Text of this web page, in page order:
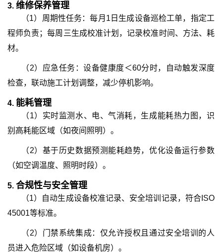
3. 维修保养管理
（1）周期性任务：每月1日生成设备巡检工单，指定工
程师负责；每周三生成校准计划，记录校准时间、方法、耗
材。
（2）应急任务：设备健康度＜60分时，自动触发深度
检查，联动施工计划调整，减少停机影响。
4. 能耗管理
（1）实时监测水、电、气消耗，生成能耗热力图，识
别高耗能区域（如夜间照明）。
（2）基于历史数据预测能耗趋势，优化设备运行参数
（如空调温度、照明时段）。
5. 合规性与安全管理
（1）自动生成设备校准记录、安全培训记录，符合ISO
45001等标准。
（2）门禁系统集成：仅允许授权且通过安全培训的人
员进入危险区域（如设备机房）。